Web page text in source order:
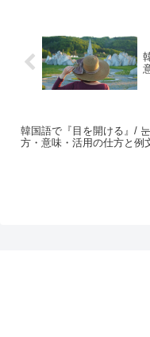
韓国語で『目を開ける』/
方・意味・活用の仕方と例